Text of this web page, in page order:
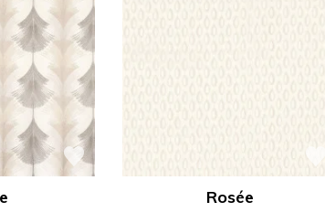
Rosée